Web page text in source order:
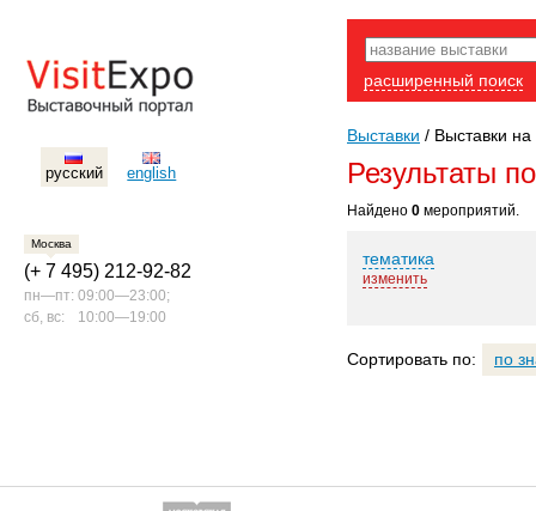
русский english
Москва
(+ 7 495) 212-92-82
пн—пт: 09:00—23:00;
сб, вс:
10:00—19:00
расширенный поиск
Выставки / Выставки
Результаты
Найдено 0 мероприятий.
тематика
изменить
Сортировать по: по